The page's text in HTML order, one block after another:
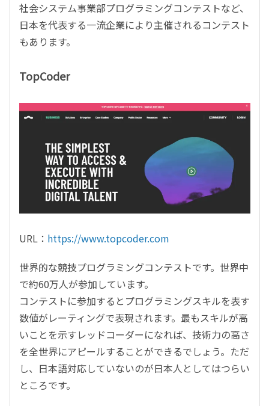
社会システム事業部プログラミングコンテストなど、
日本を代表する一流企業により主催されるコンテスト
もあります。
TopCoder
URL： https://www.topcoder.com
世界的な競技プログラミングコンテストです。世界中
で約60万人が参加しています。
コンテストに参加するとプログラミングスキルを表す
数値がレーティングで表現されます。最もスキルが高
いことを示すレッドコーダーになれば、技術力の高さ
を全世界にアピールすることができるでしょう。ただ
し、日本語対応していないのが日本人としてはつらい
ところです。